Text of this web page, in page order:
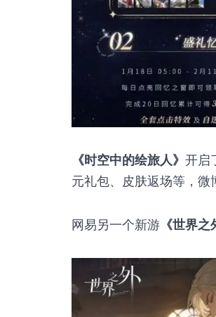
《时空中的绘旅人》 开启
元礼包、皮肤返场等，微
网易另一个新游 《世界之